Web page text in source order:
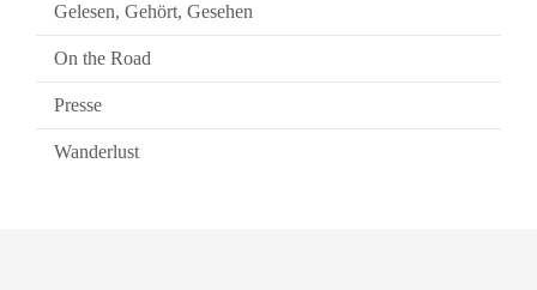
Gelesen, Gehört, Gesehen
On the Road
Presse
Wanderlust